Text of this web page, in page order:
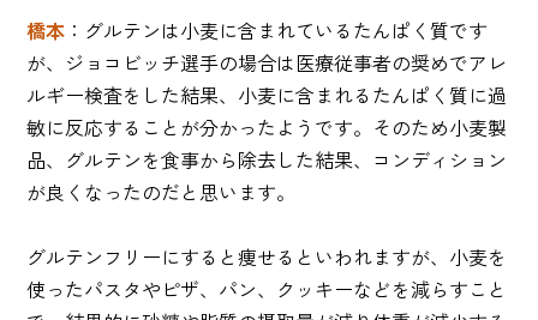
橋本 ：グルテンは小麦に含まれているたんぱく質です
が、ジョコビッチ選手の場合は医療従事者の奨めでアレ
ルギー検査をした結果、小麦に含まれるたんぱく質に過
敏に反応することが分かったようです。そのため小麦製
品、グルテンを食事から除去した結果、コンディション
が良くなったのだと思います。
グルテンフリーにすると痩せるといわれますが、小麦を
使ったパスタやピザ、パン、クッキーなどを減らすこと